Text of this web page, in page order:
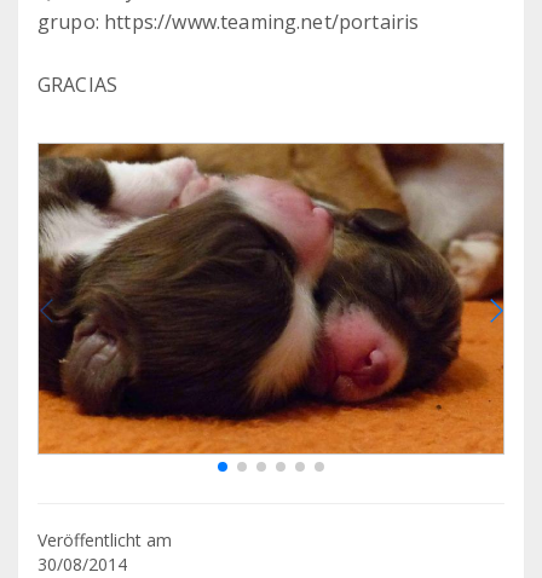
grupo: https://www.teaming.net/portairis
GRACIAS
Veröffentlicht am
30/08/2014